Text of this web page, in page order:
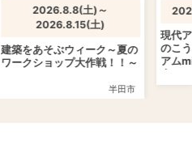
半田市
2026.8.8(土)～
2026.8.15(土)
建築をあそぶウィーク～夏の
ワークショップ大作戦！！～
現代
のこ
アム
会